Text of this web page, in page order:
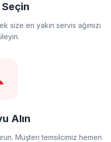
size en yakın servis ağımızı
Alın
Müşteri temsilcimiz hemen